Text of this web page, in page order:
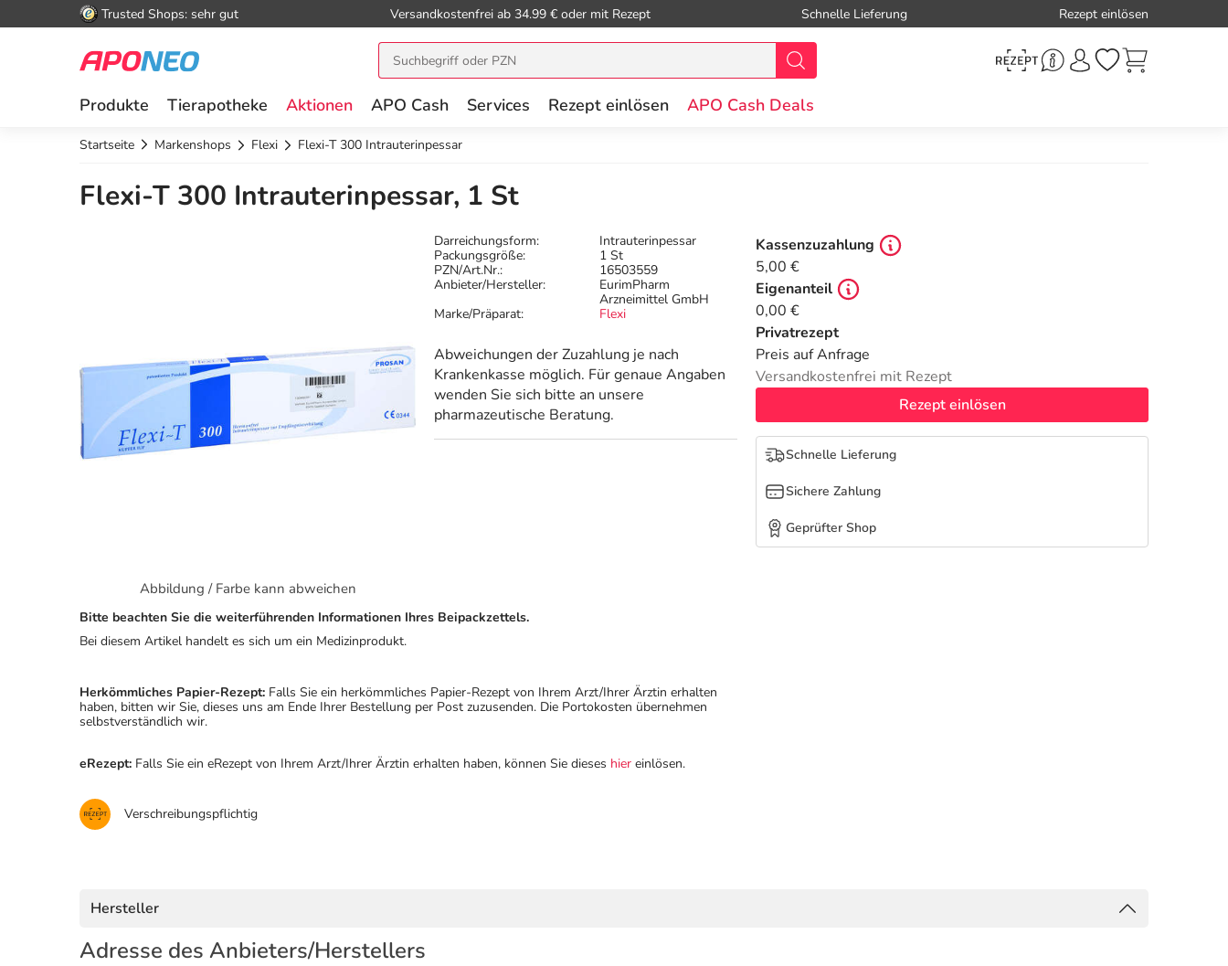
Trusted Shops: sehr gut Versandkostenfrei ab 34.99 € oder mit Rezept Schnelle Lieferung Rezept einlösen
Produkte Tierapotheke Aktionen APO Cash Services Rezept einlösen APO Cash Deals
Startseite Markenshops Flexi Flexi-T 300 Intrauterinpessar
Flexi-T 300 Intrauterinpessar, 1 St
Abbildung / Farbe kann abweichen
Darreichungsform:
Intrauterinpessar
Packungsgröße:
1 St
PZN/Art.Nr.:
16503559
Anbieter/Hersteller:
EurimPharm
Arzneimittel GmbH
Marke/Präparat:
Flexi
Abweichungen der Zuzahlung je nach
Krankenkasse möglich. Für genaue Angaben
wenden Sie sich bitte an unsere
pharmazeutische Beratung.
Kassenzuzahlung
5,00 €
Eigenanteil
0,00 €
Privatrezept
Preis auf Anfrage
Versandkostenfrei mit Rezept
Rezept einlösen
Schnelle Lieferung
Sichere Zahlung
Geprüfter Shop
Bitte beachten Sie die weiterführenden Informationen Ihres Beipackzettels.
Bei diesem Artikel handelt es sich um ein Medizinprodukt.
Herkömmliches Papier-Rezept: Falls Sie ein herkömmliches Papier-Rezept von Ihrem Arzt/Ihrer Ärztin erhalten
haben, bitten wir Sie, dieses uns am Ende Ihrer Bestellung per Post zuzusenden. Die Portokosten übernehmen
selbstverständlich wir.
eRezept: Falls Sie ein eRezept von Ihrem Arzt/Ihrer Ärztin erhalten haben, können Sie dieses hier einlösen.
Verschreibungspflichtig
Hersteller
Adresse des Anbieters/Herstellers